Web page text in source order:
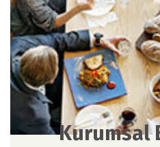
Kurumsal